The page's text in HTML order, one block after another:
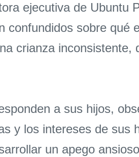
ejecutiva de Ubuntu
confundidos sobre
crianza
a sus hijos,
y los intereses de
un apego